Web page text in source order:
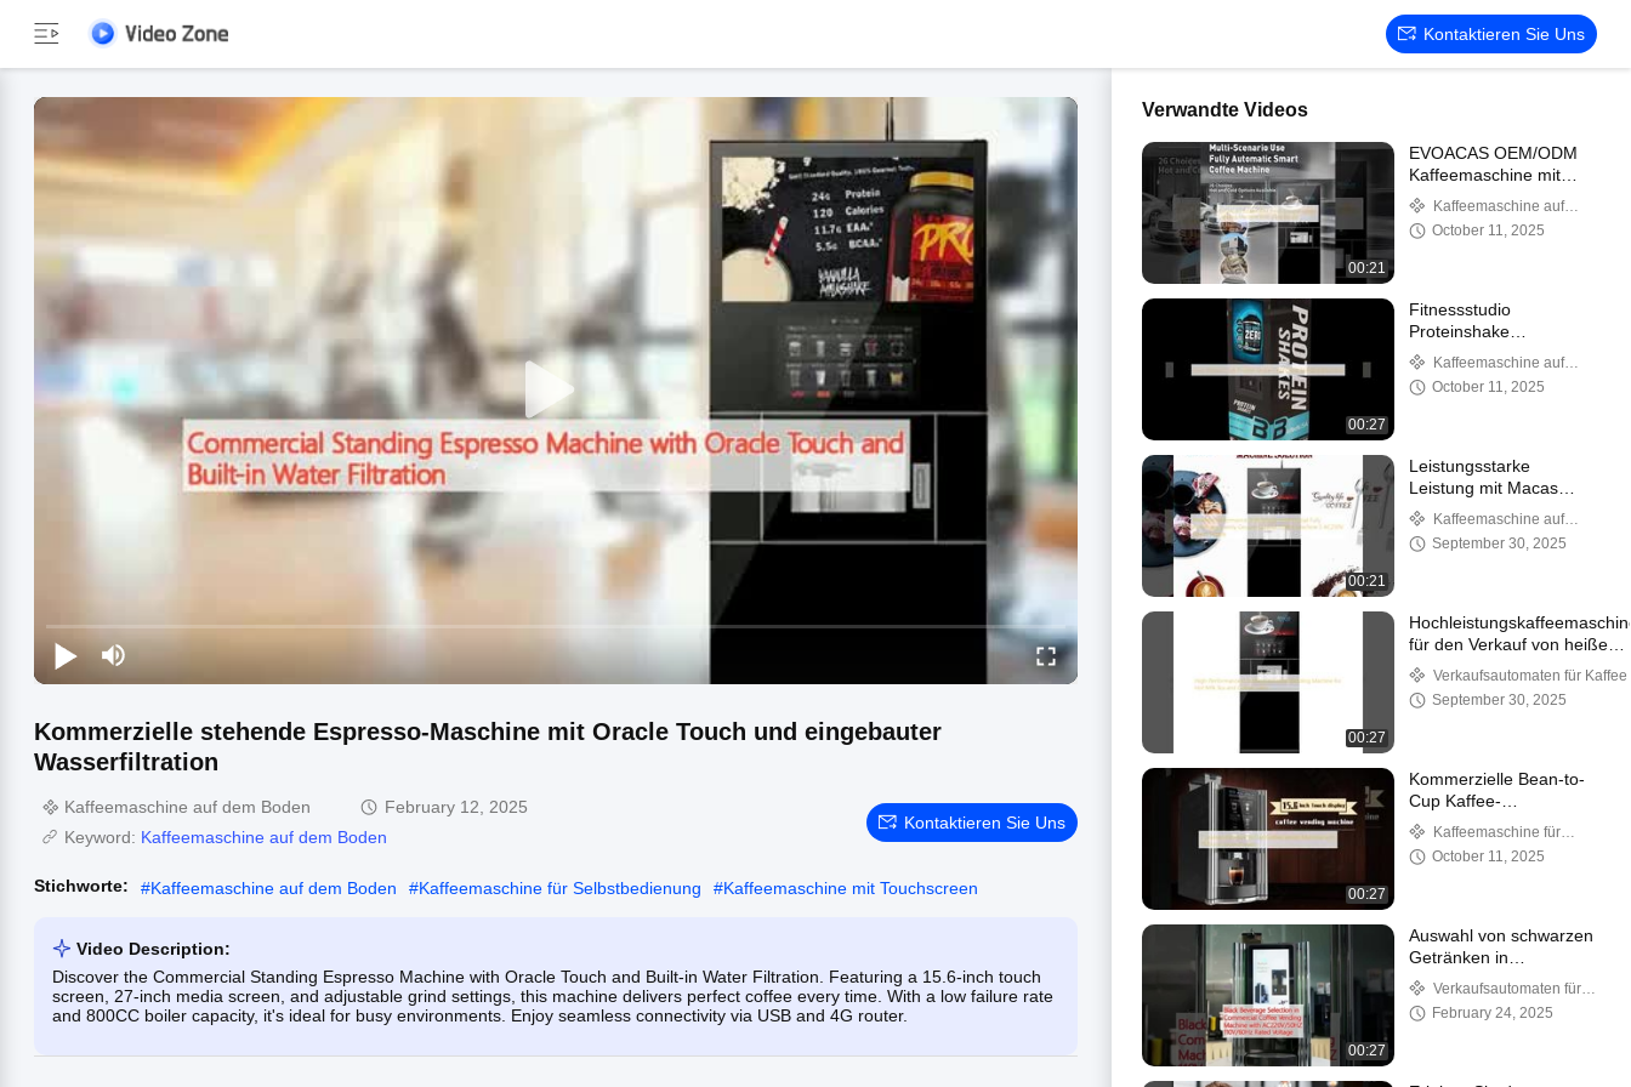
Kontaktieren Sie Uns
Kommerzielle stehende Espresso-Maschine mit Oracle Touch und eingebauter
Wasserfiltration
Kaffeemaschine auf dem Boden
February 12, 2025
Keyword: Kaffeemaschine auf dem Boden
Kontaktieren Sie Uns
Stichworte: #Kaffeemaschine auf dem Boden #Kaffeemaschine für Selbstbedienung #Kaffeemaschine mit Touchscreen
Video Description:
Discover the Commercial Standing Espresso Machine with Oracle Touch and Built-in Water Filtration. Featuring a 15.6-inch touch
screen, 27-inch media screen, and adjustable grind settings, this machine delivers perfect coffee every time. With a low failure rate
and 800CC boiler capacity, it's ideal for busy environments. Enjoy seamless connectivity via USB and 4G router.
Verwandte Videos
00:21
EVOACAS OEM/ODM
Kaffeemaschine mit
Kartenleser
Kaffeemaschine auf
dem Boden
October 11, 2025
00:27
Fitnessstudio
Proteinshake
Kaltgetränke-Automat
Kaffeemaschine auf
dem Boden
October 11, 2025
00:21
Leistungsstarke
Leistung mit Macas
Commercial
vollautomatisches frisch
gemahlenes Schrank
Stromversorgung
Kaffeemaschine auf
dem Boden
September 30, 2025
00:27
für den Verkauf von heißem
Milchtee und Kaffee
Verkaufsautomaten für Kaffee
September 30, 2025
00:27
Kommerzielle Bean-to-
Cup Kaffee-
Verkaufsmaschine mit
15,6-Zoll-Touchscreen
Kaffeemaschine für
Kaffee aus Bohnen
October 11, 2025
00:27
Auswahl von schwarzen
Getränken in
kommerziellen
Kaffeeautomaten mit
Nennspannung
Verkaufsautomaten für
KaffeeFebruary 24, 2025